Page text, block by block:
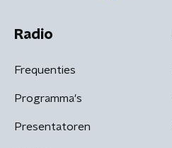
Radio
Frequenties
Programma's
Presentatoren